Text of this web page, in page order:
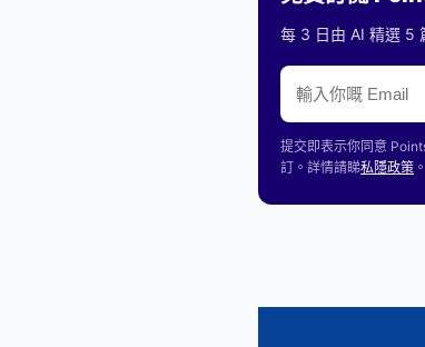
每 3 日由 AI 精選 5
提交即表示你同意
訂。詳情請睇私隱政策 。